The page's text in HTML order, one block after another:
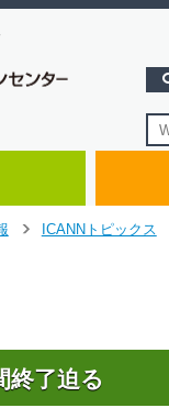
ICANNトピックス
終了迫る